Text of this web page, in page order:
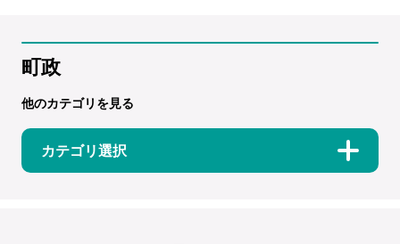
町政
他のカテゴリを見る
カテゴリ選択